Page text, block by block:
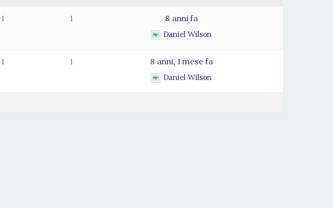
1 1 8 anni fa
Daniel Wilson
1 1 8 anni, 1 mese fa
Daniel Wilson